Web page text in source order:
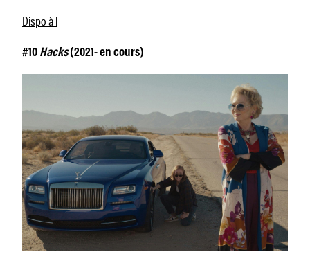
Dispo à l
#10 Hacks(2021- en cours)